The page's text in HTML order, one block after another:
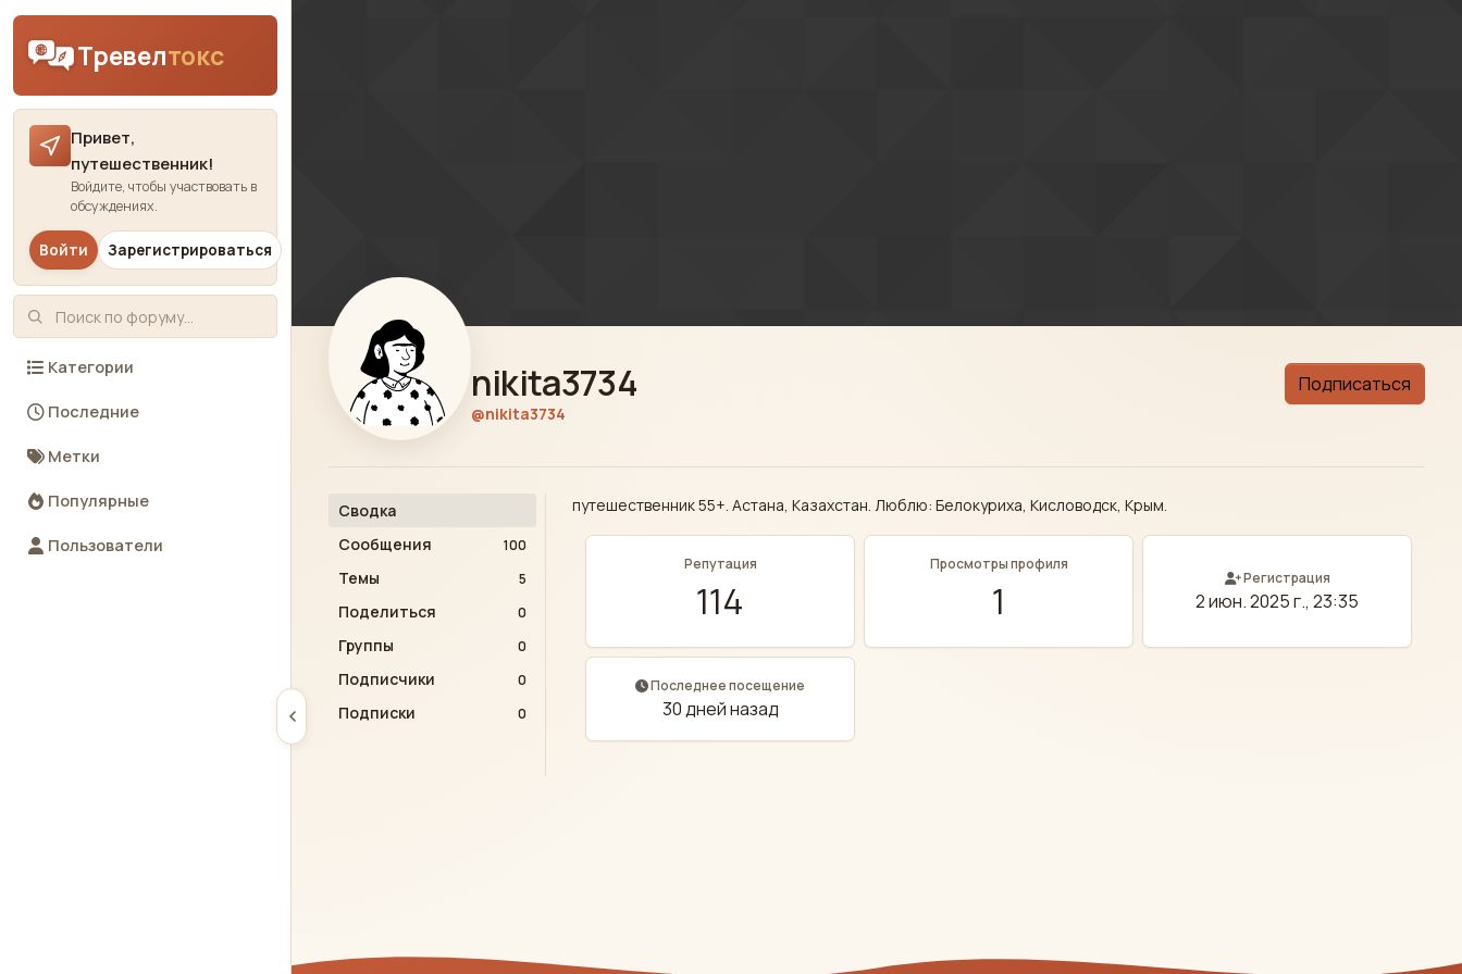
Skip to content
Тревелтокс
Привет,
путешественник!
Войдите, чтобы участвовать в
обсуждениях.
Войти Зарегистрироваться
Категории
Последние
Метки
Популярные
Пользователи
nikita3734
@nikita3734
Подписаться
Сводка
Сообщения
100
Темы 5
Поделиться 0
Группы 0
Подписчики 0
Подписки 0
путешественник 55+. Астана, Казахстан. Люблю: Белокуриха, Кисловодск, Крым.
Репутация
114
Просмотры профиля
1 Регистрация
2 июн. 2025 г., 23:35
Последнее посещение
30 дней назад